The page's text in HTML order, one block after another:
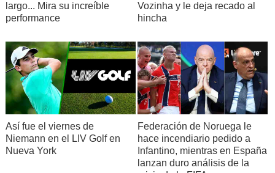
largo... Mira su increíble
performance
Vozinha y le deja recado al
hincha
Así fue el viernes de
Niemann en el LIV Golf en
Nueva York
Federación de Noruega le
hace incendiario pedido a
Infantino, mientras en España
lanzan duro análisis de la